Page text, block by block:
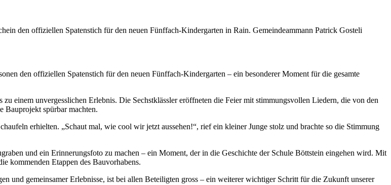
den offiziellen Spatenstich für den neuen Fünffach-Kindergarten in Rain. Gemeindeammann Patrick Gosteli
den offiziellen Spatenstich für den neuen Fünffach-Kindergarten – ein besonderer Moment für die gesamte
einem unvergesslichen Erlebnis. Die Sechstklässler eröffneten die Feier mit stimmungsvollen Liedern, die von den
Bauprojekt spürbar machten.
erhielten. „Schaut mal, wie cool wir jetzt aussehen!“, rief ein kleiner Junge stolz und brachte so die Stimmung
und ein Erinnerungsfoto zu machen – ein Moment, der in die Geschichte der Schule Böttstein eingehen wird. Mit
kommenden Etappen des Bauvorhabens.
und gemeinsamer Erlebnisse, ist bei allen Beteiligten gross – ein weiterer wichtiger Schritt für die Zukunft unserer